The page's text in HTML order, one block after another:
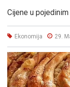
Cijene u
Ekonomija 29.